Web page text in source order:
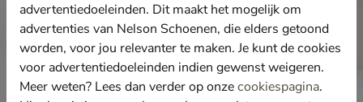
advertentiedoeleinden. Dit maakt het mogelijk om
advertenties van Nelson Schoenen, die elders getoond
worden, voor jou relevanter te maken. Je kunt de cookies
voor advertentiedoeleinden indien gewenst weigeren.
Meer weten? Lees dan verder op onzecookiespagina.